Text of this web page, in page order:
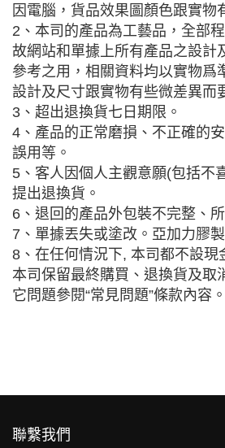
因電腦，貨品效果圖顏色跟實物
2、本司的產品為工藝品，全部
故網站和單據上所有產品之設計
參考之用，相關資料均以實物爲
設計及尺寸跟實物有些微差異而
3、超出退換貨七日期限。
4、產品的正常磨損、不正確的
誤用等。
5、客人因個人主觀意願(包括不
提出退換貨。
6、退回的產品外包裝不完整、
7、單據丟失或塗改。亞加力膠
8、在任何情況下, 本司都不設現
本司保留最終購買、退換貨及取
它問題參閱“常見問題”條款內容。
聯繫我們